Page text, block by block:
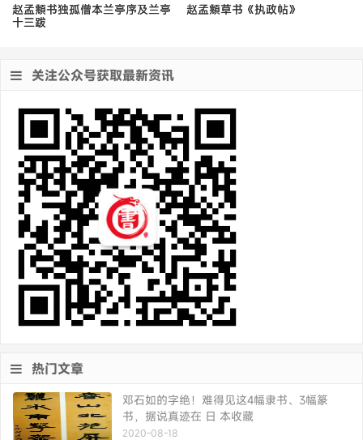
赵孟頫书独孤僧本兰亭序及兰亭
十三跋
赵孟頫草书《执政帖》
关注公众号获取最新资讯
热门文章
邓石如的字绝！难得见这4幅隶书、3幅篆
书，据说真迹在 日 本收藏
2020-08-18